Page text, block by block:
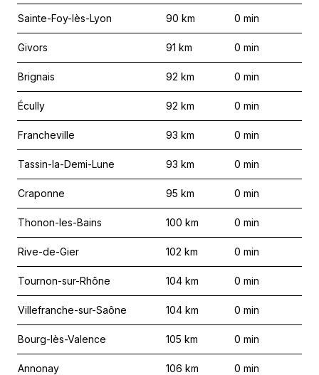
Sainte-Foy-lès-Lyon 90 km 0 min
Givors 91 km 0 min
Brignais 92 km 0 min
Écully 92 km 0 min
Francheville 93 km 0 min
Tassin-la-Demi-Lune 93 km 0 min
Craponne 95 km 0 min
Thonon-les-Bains 100 km 0 min
Rive-de-Gier 102 km 0 min
Tournon-sur-Rhône 104 km 0 min
Villefranche-sur-Saône 104 km 0 min
Bourg-lès-Valence 105 km 0 min
Annonay 106 km 0 min